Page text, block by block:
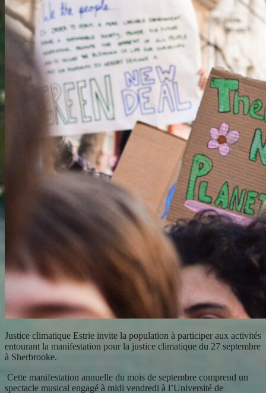
Justice climatique Estrie invite la population à participer aux activités
entourant la manifestation pour la justice climatique du 27 septembre
à Sherbrooke.
Cette manifestation annuelle du mois de septembre comprend un
spectacle musical engagé à midi vendredi à l’Université de